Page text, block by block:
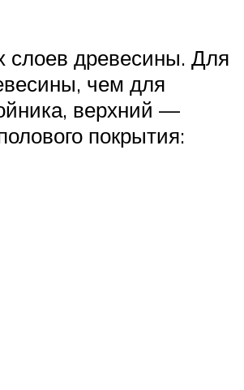
слоев древесины. Для
чем для
верхний —
покрытия: